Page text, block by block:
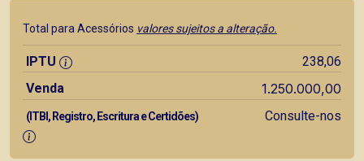
Total para Acessórios valores sujeitos a alteração.
IPTU
238,06
Venda
1.250.000,00
(ITBI, Registro, Escritura e Certidões) Consulte-nos